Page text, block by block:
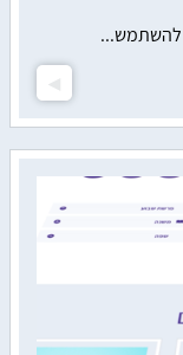
להשתמש...